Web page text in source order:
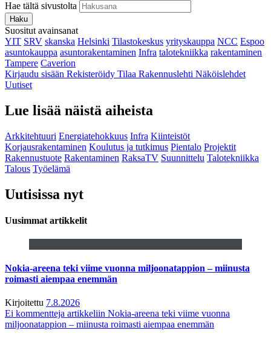
Hae tältä sivustolta
Haku
Suositut avainsanat
YIT SRV skanska Helsinki Tilastokeskus yrityskauppa NCC Espoo
asuntokauppa asuntorakentaminen Infra talotekniikka rakentaminen
Tampere Caverion
Kirjaudu sisään Rekisteröidy Tilaa Rakennuslehti Näköislehdet
Uutiset
Lue lisää näistä aiheista
Arkkitehtuuri Energiatehokkuus Infra Kiinteistöt
Korjausrakentaminen Koulutus ja tutkimus Pientalo Projektit
Rakennustuote Rakentaminen RaksaTV Suunnittelu Talotekniikka
Talous Työelämä
Uutisissa nyt
Uusimmat artikkelit
Nokia-areena teki viime vuonna miljoonatappion – miinusta
roimasti aiempaa enemmän
Kirjoitettu 7.8.2026
Ei kommentteja artikkeliin Nokia-areena teki viime vuonna
miljoonatappion – miinusta roimasti aiempaa enemmän